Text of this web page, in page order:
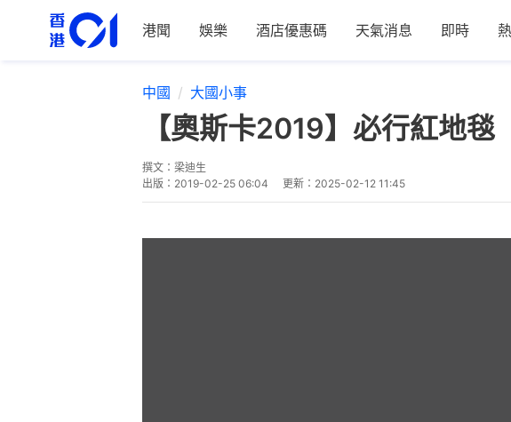
港聞 娛樂 酒店優惠碼 天氣消息 即時
中國 大國小事
【奧斯卡2019】必行紅地
撰文： 梁迪生
出版： 2019-02-25 06:04 更新： 2025-02-12 11:45